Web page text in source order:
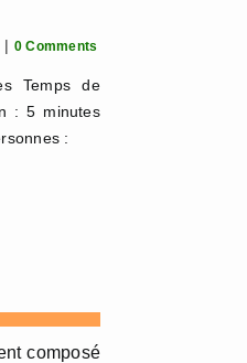
| 0 Comments
Temps de
: 5 minutes
:
composé